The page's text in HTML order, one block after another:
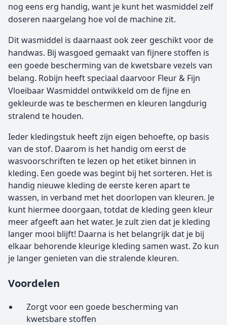
nog eens erg handig, want je kunt het wasmiddel zelf
doseren naargelang hoe vol de machine zit.
Dit wasmiddel is daarnaast ook zeer geschikt voor de
handwas. Bij wasgoed gemaakt van fijnere stoffen is
een goede bescherming van de kwetsbare vezels van
belang. Robijn heeft speciaal daarvoor Fleur & Fijn
Vloeibaar Wasmiddel ontwikkeld om de fijne en
gekleurde was te beschermen en kleuren langdurig
stralend te houden.
Ieder kledingstuk heeft zijn eigen behoefte, op basis
van de stof. Daarom is het handig om eerst de
wasvoorschriften te lezen op het etiket binnen in
kleding. Een goede was begint bij het sorteren. Het is
handig nieuwe kleding de eerste keren apart te
wassen, in verband met het doorlopen van kleuren. Je
kunt hiermee doorgaan, totdat de kleding geen kleur
meer afgeeft aan het water. Je zult zien dat je kleding
langer mooi blijft! Daarna is het belangrijk dat je bij
elkaar behorende kleurige kleding samen wast. Zo kun
je langer genieten van die stralende kleuren.
Voordelen
Zorgt voor een goede bescherming van
kwetsbare stoffen